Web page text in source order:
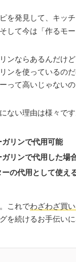
を発見して、キッ
して今は「作るモ
ンならあるんだけ
ンを使っているの
って高いじゃないの
ない理由は様々で
リンで代用可能
リンで代用した場
の代用として使え
これでわざわざ買
を続けるお手伝いに